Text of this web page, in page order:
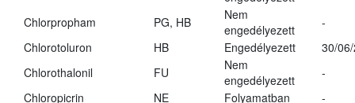
Chlorpropham
PG, HB
Nem
engedélyezett
-
Chlorotoluron
HB Engedélyezett
30/
Chlorothalonil
FU
Nem
engedélyezett
-
Chloropicrin
NE Folyamatban
-